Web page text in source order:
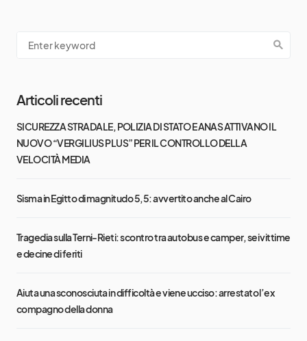
Articoli recenti
SICUREZZA STRADALE, POLIZIA DI STATO E ANAS ATTIVANO IL
NUOVO “VERGILIUS PLUS” PER IL CONTROLLO DELLA
VELOCITÀ MEDIA
Sisma in Egitto di magnitudo 5,5: avvertito anche al Cairo
Tragedia sulla Terni-Rieti: scontro tra autobus e camper, sei vittime
e decine di feriti
Aiuta una sconosciuta in difficoltà e viene ucciso: arrestato l’ex
compagno della donna